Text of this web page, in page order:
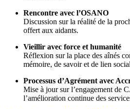
Rencontre avec l’OSANO
Discussion sur la réalité de la
offert aux aidants.
Vieillir avec force et humanité
Réflexion sur la place des aînés
mémoire, de savoir et de lien
Processus d’Agrément avec
Mise à jour sur l’engagement de
l’amélioration continue des